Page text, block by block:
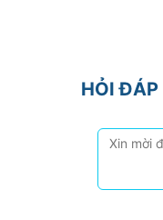
HỎI ĐÁP